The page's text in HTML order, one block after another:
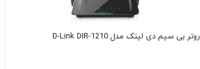
روتر بی سیم دی لینک مدل D-Link DIR-1210